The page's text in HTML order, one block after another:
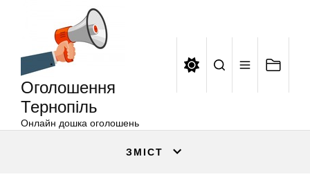
Оголошення
Тернопіль
Онлайн дошка оголошень
ЗМІСТ